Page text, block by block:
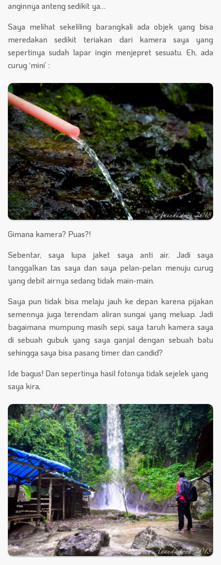
anginnya anteng sedikit ya…
Saya melihat sekeliling barangkali ada objek yang bisa
meredakan sedikit teriakan dari kamera saya yang
sepertinya sudah lapar ingin menjepret sesuatu. Eh, ada
curug ‘mini’ :
Gimana kamera? Puas?!
Sebentar, saya lupa jaket saya anti air. Jadi saya
tanggalkan tas saya dan saya pelan-pelan menuju curug
yang debit airnya sedang tidak main-main.
Saya pun tidak bisa melaju jauh ke depan karena pijakan
semennya juga terendam aliran sungai yang meluap. Jadi
bagaimana mumpung masih sepi, saya taruh kamera saya
di sebuah gubuk yang saya ganjal dengan sebuah batu
sehingga saya bisa pasang timer dan candid?
Ide bagus! Dan sepertinya hasil fotonya tidak sejelek yang
saya kira,